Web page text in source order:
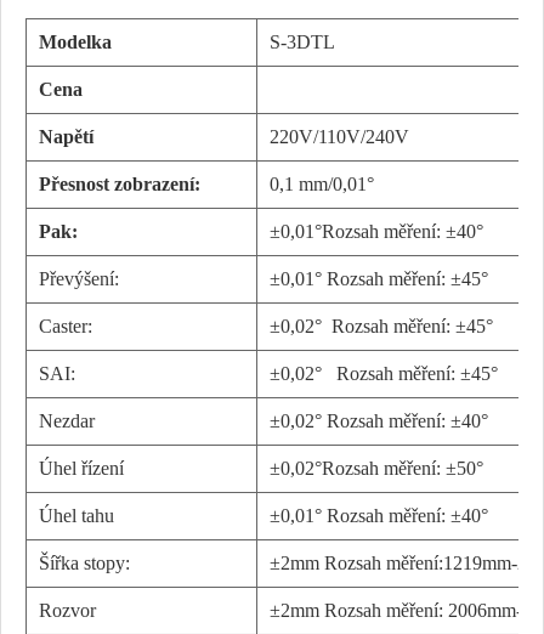
Modelka S-3DTL
Cena
Napětí 220V/110V/240V
Přesnost zobrazení: 0,1 mm/0,01°
Pak: ±0,01°Rozsah měření: ±40°
Převýšení: ±0,01° Rozsah měření: ±45°
Caster: ±0,02° Rozsah měření: ±45°
SAI: ±0,02° Rozsah měření: ±45°
Nezdar ±0,02° Rozsah měření: ±40°
Úhel řízení ±0,02°Rozsah měření: ±50°
Úhel tahu ±0,01° Rozsah měření: ±40°
Šířka stopy: ±2mm Rozsah měření:1219mm-
Rozvor ±2mm Rozsah měření: 2006mm-